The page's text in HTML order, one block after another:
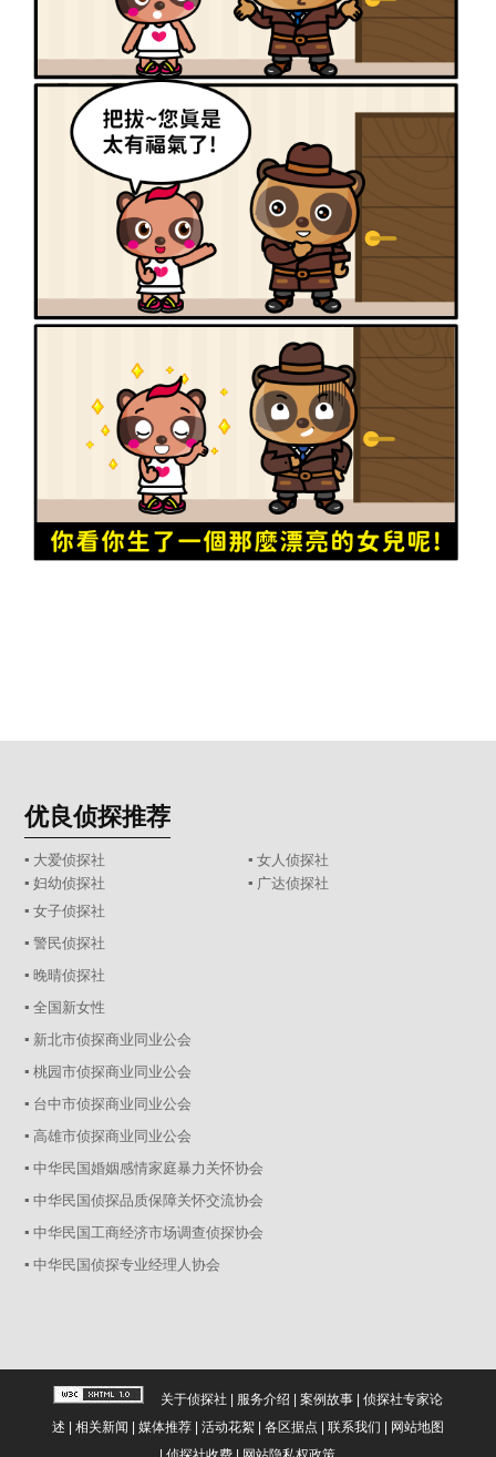
优良侦探推荐
▪ 大爱侦探社
▪ 女人侦探社
▪ 妇幼侦探社
▪ 广达侦探社
▪ 女子侦探社
▪ 警民侦探社
▪ 晚晴侦探社
▪ 全国新女性
▪ 新北市侦探商业同业公会
▪ 桃园市侦探商业同业公会
▪ 台中市侦探商业同业公会
▪ 高雄市侦探商业同业公会
▪ 中华民国婚姻感情家庭暴力关怀协会
▪ 中华民国侦探品质保障关怀交流协会
▪ 中华民国工商经济市场调查侦探协会
▪ 中华民国侦探专业经理人协会
关于侦探社 | 服务介绍 | 案例故事| 侦探社专家论
述 | 相关新闻 | 媒体推荐| 活动花絮| 各区据点 | 联系我们 | 网站地图